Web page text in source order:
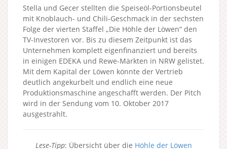
Stella und Gecer stellten die Speiseöl-Portionsbeutel
mit Knoblauch- und Chili-Geschmack in der sechsten
Folge der vierten Staffel „Die Höhle der Löwen“ den
TV-Investoren vor. Bis zu diesem Zeitpunkt ist das
Unternehmen komplett eigenfinanziert und bereits
in einigen EDEKA und Rewe-Märkten in NRW gelistet.
Mit dem Kapital der Löwen könnte der Vertrieb
deutlich angekurbelt und endlich eine neue
Produktionsmaschine angeschafft werden. Der Pitch
wird in der Sendung vom 10. Oktober 2017
ausgestrahlt.
Lese-Tipp: Übersicht über die Höhle der Löwen